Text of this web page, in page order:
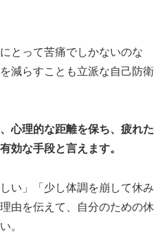
とって苦痛でしかないのな
減らすことも立派な自己防衛
心理的な距離を保ち、疲れた
効な手段と言えます。
い」「少し体調を崩して休み
由を伝えて、自分のための休
。